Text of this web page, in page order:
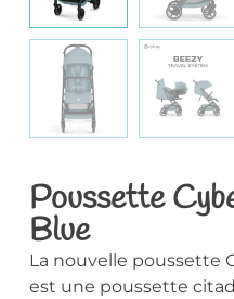
Poussette
Blue
La nouvelle poussette
est une poussette